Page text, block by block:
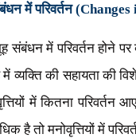
में परिवर्तन (
संबंधन में परिवर्तन होने पर
व्यक्ति की सहायता की
में कितना परिवर्तन
है तो मनोवृत्तियों में